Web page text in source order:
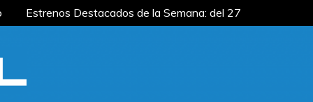
Estrenos Destacados de la Semana: del 27 de
del 20 al 26 de julio